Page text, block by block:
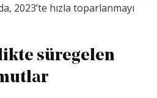
2023’te hızla toparlanmayı
süregelen